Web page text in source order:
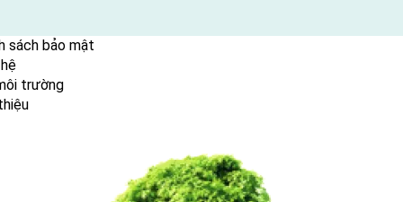
sách bảo mật
trường